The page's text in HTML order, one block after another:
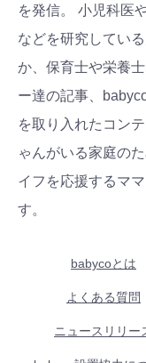
を発信。 小児科医
などを研究してい
か、保育士や栄養
ー達の記事、
を取り入れたコン
ゃんがいる家庭の
イフを応援するマ
す。
babycoとは
よくある質問
ニュースリリー